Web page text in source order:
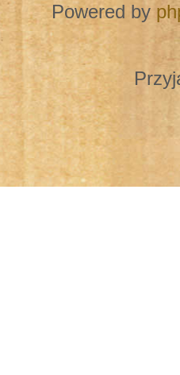
Powered by